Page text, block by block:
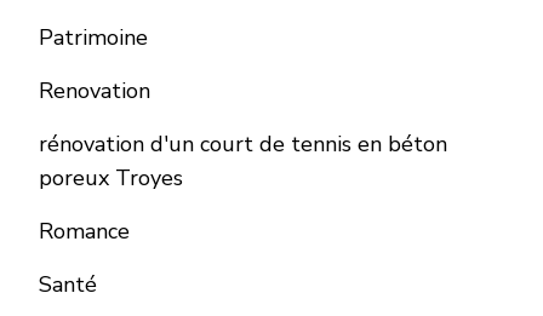
Patrimoine
Renovation
rénovation d'un court de tennis en béton
poreux Troyes
Romance
Santé